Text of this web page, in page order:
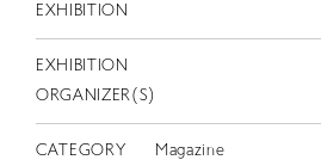
EXHIBITION
EXHIBITION
ORGANIZER(S)
CATEGORY Magazine